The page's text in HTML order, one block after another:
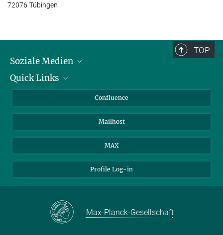
72076 Tübingen
TOP
Soziale Medien
LinkedIn
Quick Links
Für Journalisten und Journalistinnen
Ihr Weg zu uns
Confluence
Mailhost
MAX
Profile Log-in
Max-Planck-Gesellschaft